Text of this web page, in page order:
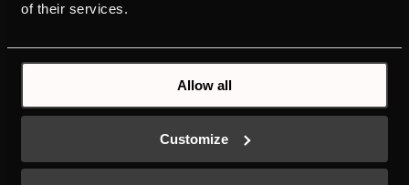
of their services.
Allow all
Customize
CHŁODZIARKA DO WINA
ENERGETYCZNA
INDIVIDUELL
K-SERIES